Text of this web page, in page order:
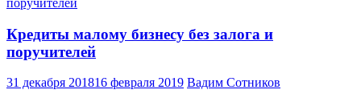
Кредиты малому бизнесу без залога и
поручителей
31 декабря 201816 февраля 2019 Вадим Сотников